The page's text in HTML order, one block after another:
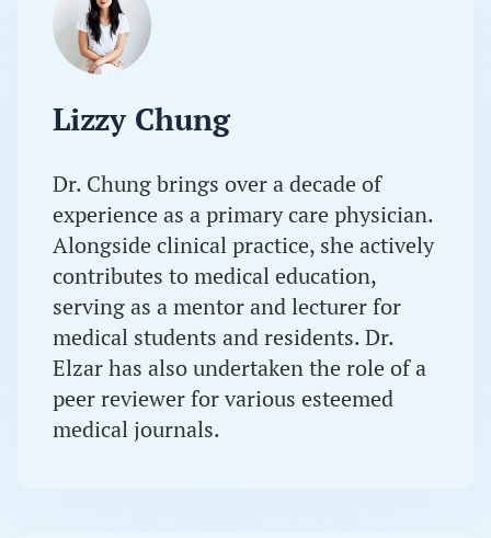
Lizzy Chung
Dr. Chung brings over a decade of
experience as a primary care physician.
Alongside clinical practice, she actively
contributes to medical education,
serving as a mentor and lecturer for
medical students and residents. Dr.
Elzar has also undertaken the role of a
peer reviewer for various esteemed
medical journals.